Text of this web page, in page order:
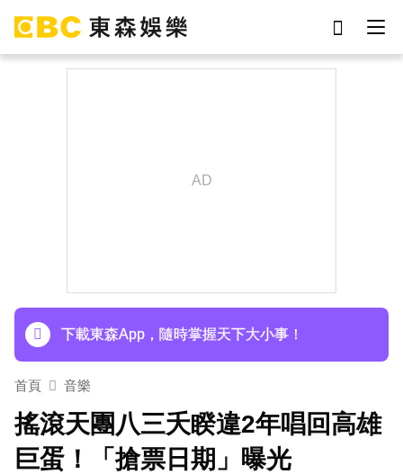
下載東森App，隨時掌握天下大小事！
首頁 音樂
搖滾天團八三夭睽違2年唱回高雄
巨蛋！「搶票日期」曝光